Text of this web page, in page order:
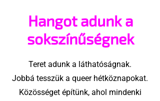
Hangot adunk a
sokszínűségnek
Teret adunk a láthatóságnak.
Jobbá tesszük a queer hétköznapokat.
Közösséget építünk, ahol mindenki